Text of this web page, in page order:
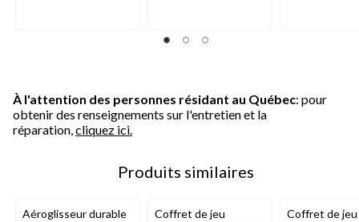
À l'attention des personnes résidant au Québec: pour
obtenir des renseignements sur l'entretien et la
réparation,cliquez ici.
Produits similaires
Aéroglisseur durable
Coffret de jeu
Coffret de